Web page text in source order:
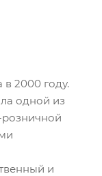
2000 году.
одной из
и